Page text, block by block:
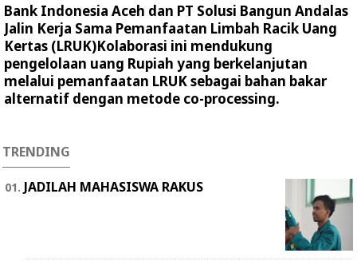
Bank Indonesia Aceh dan PT Solusi Bangun Andalas
Jalin Kerja Sama Pemanfaatan Limbah Racik Uang
Kertas (LRUK)Kolaborasi ini mendukung
pengelolaan uang Rupiah yang berkelanjutan
melalui pemanfaatan LRUK sebagai bahan bakar
alternatif dengan metode co-processing.
TRENDING
JADILAH MAHASISWA RAKUS